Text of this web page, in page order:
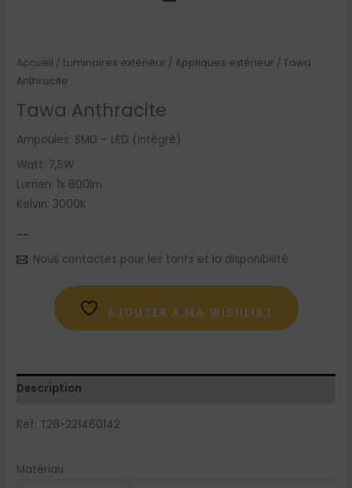
Accueil / Luminaires extérieur / Appliques extérieur / Tawa
Anthracite
Tawa Anthracite
Ampoules: SMD – LED (intégré)
Watt: 7,5W
Lumen: 1x 800lm
Kelvin: 3000K
--
Nous contactez pour les tarifs et la disponibilité
AJOUTER À MA WISHLIST
Description
Réf: T28-221460142
Matériau